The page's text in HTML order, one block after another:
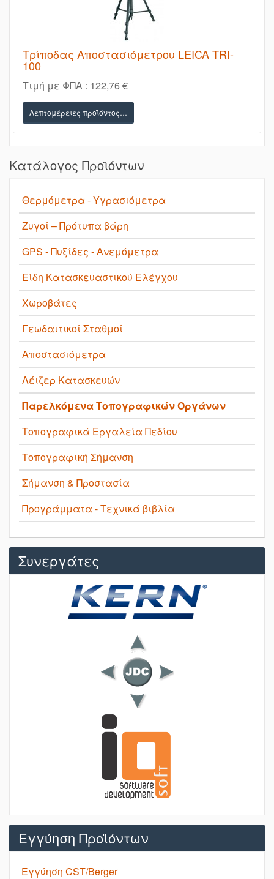
Τρίποδας Αποστασιόμετρου LEICA TRI-
100
Τιμή με ΦΠΑ : 122,76 €
Λεπτομέρειες προϊόντος…
Κατάλογος Προϊόντων
Θερμόμετρα - Υγρασιόμετρα
Ζυγοί – Πρότυπα βάρη
GPS - Πυξίδες - Ανεμόμετρα
Είδη Κατασκευαστικού Ελέγχου
Χωροβάτες
Γεωδαιτικοί Σταθμοί
Αποστασιόμετρα
Λέιζερ Κατασκευών
Παρελκόμενα Τοπογραφικών Οργάνων
Τοπογραφικά Εργαλεία Πεδίου
Τοπογραφική Σήμανση
Σήμανση & Προστασία
Προγράμματα - Τεχνικά βιβλία
Συνεργάτες
Εγγύηση Προϊόντων
Εγγύηση CST/Berger